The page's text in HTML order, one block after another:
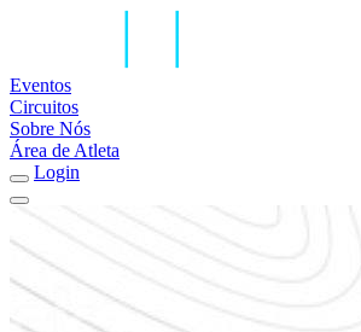
Eventos
Circuitos
Sobre Nós
Área de Atleta
Login